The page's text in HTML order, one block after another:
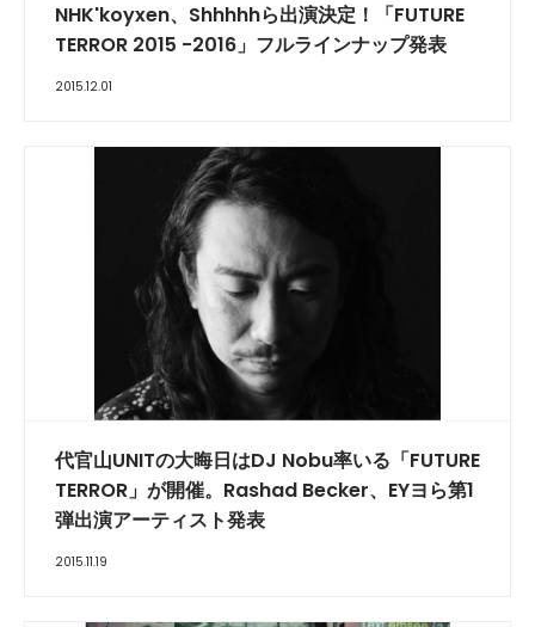
NHK'koyxen、Shhhhhら出演決定！「FUTURE
TERROR 2015 -2016」フルラインナップ発表
2015.12.01
代官山UNITの大晦日はDJ Nobu率いる「FUTURE
TERROR」が開催。Rashad Becker、EYヨら第1
弾出演アーティスト発表
2015.11.19